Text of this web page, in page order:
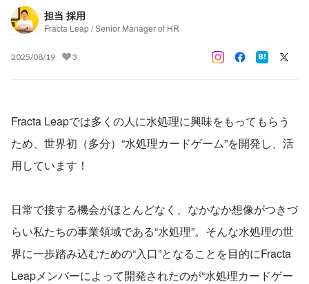
担当 採用
Fracta Leap / Senior Manager of HR
2025/08/19 3
Fracta Leapでは多くの人に水処理に興味をもってもらう
ため、世界初（多分）“水処理カードゲーム”を開発し、活
用しています！
日常で接する機会がほとんどなく、なかなか想像がつきづ
らい私たちの事業領域である“水処理”。そんな水処理の世
界に一歩踏み込むための“入口”となることを目的にFracta
Leapメンバーによって開発されたのが“水処理カードゲー